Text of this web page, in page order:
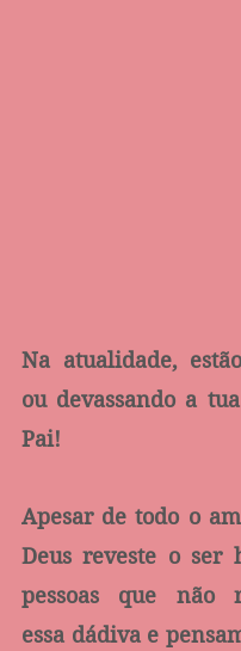
Na atualidade,
ou devassando a
Pai!
Apesar de todo o
Deus reveste o ser
pessoas que não
essa dádiva e